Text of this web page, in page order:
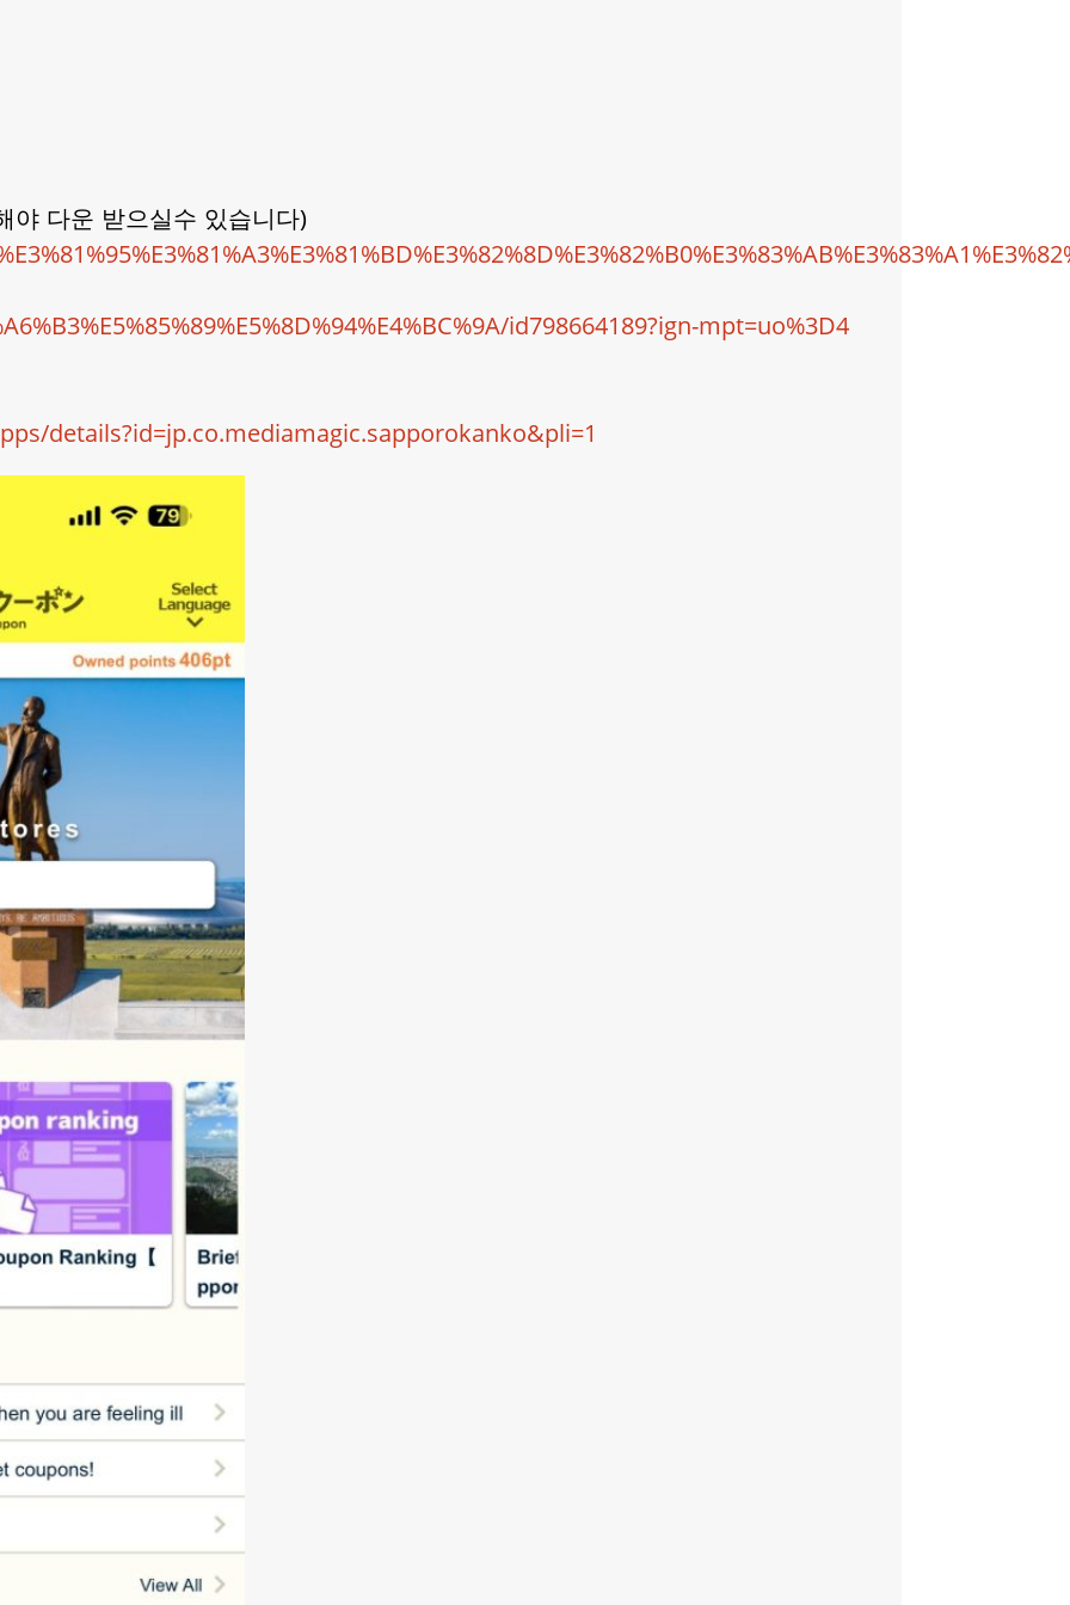
야 다운 받으실수 있습니다)
id798664189?ign-mpt=uo%3D4
details?id=jp.co.mediamagic.sapporokanko&pli=1